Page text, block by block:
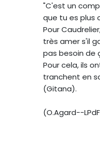
"C'est un
que tu es plus
Pour
très amer s'il
pas besoin de
Pour cela, ils
tranchent en
(Gitana).
(O.Agard--